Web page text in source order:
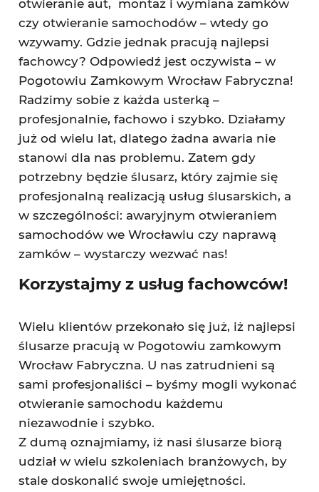
otwieranie aut, montaż i wymiana zamków
czy otwieranie samochodów – wtedy go
wzywamy. Gdzie jednak pracują najlepsi
fachowcy? Odpowiedź jest oczywista – w
Pogotowiu Zamkowym Wrocław Fabryczna!
Radzimy sobie z każda usterką –
profesjonalnie, fachowo i szybko. Działamy
już od wielu lat, dlatego żadna awaria nie
stanowi dla nas problemu. Zatem gdy
potrzebny będzie ślusarz, który zajmie się
profesjonalną realizacją usług ślusarskich, a
w szczególności: awaryjnym otwieraniem
samochodów we Wrocławiu czy naprawą
zamków – wystarczy wezwać nas!
Korzystajmy z usług fachowców!
Wielu klientów przekonało się już, iż najlepsi
ślusarze pracują w Pogotowiu zamkowym
Wrocław Fabryczna. U nas zatrudnieni są
sami profesjonaliści – byśmy mogli wykonać
otwieranie samochodu każdemu
niezawodnie i szybko.
Z dumą oznajmiamy, iż nasi ślusarze biorą
udział w wielu szkoleniach branżowych, by
stale doskonalić swoje umiejętności.